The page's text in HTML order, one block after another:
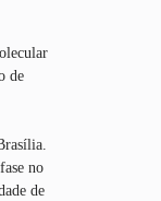
de
no
de